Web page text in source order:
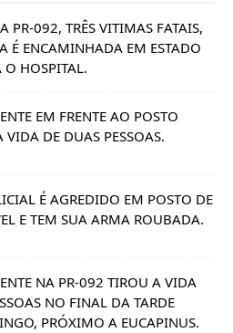
PR-092, TRÊS VITIMAS FATAIS,
É ENCAMINHADA EM ESTADO
O HOSPITAL.
EM FRENTE AO POSTO
VIDA DE DUAS PESSOAS.
É AGREDIDO EM POSTO DE
E TEM SUA ARMA ROUBADA.
NA PR-092 TIROU A VIDA
NO FINAL DA TARDE
PRÓXIMO A EUCAPINUS.